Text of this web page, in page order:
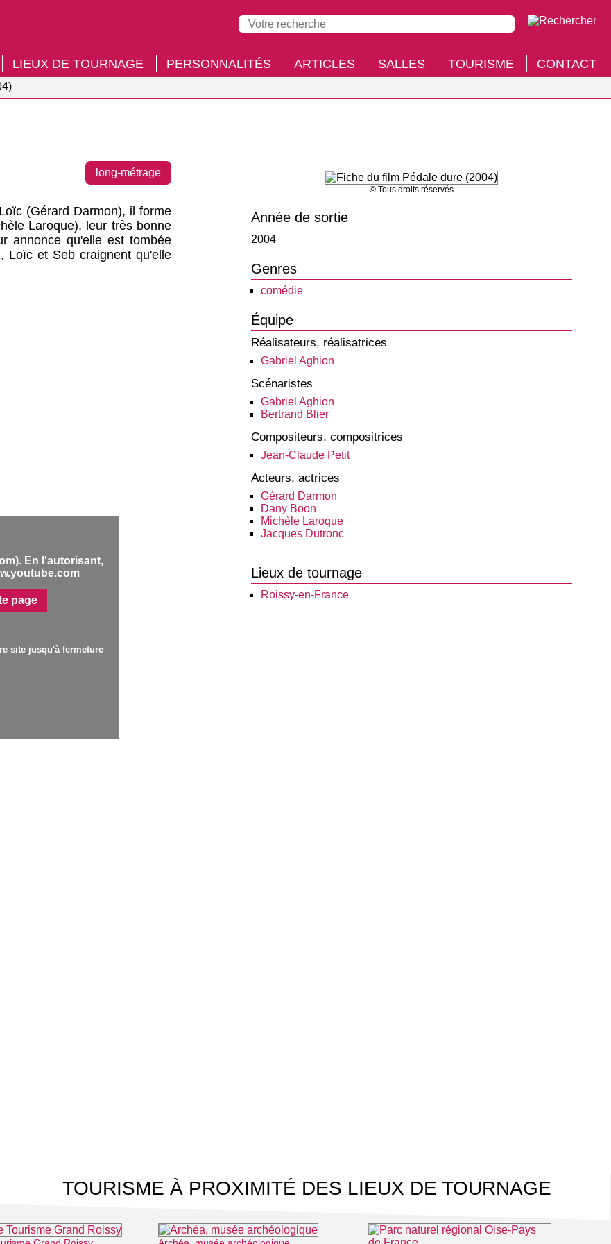
LIEUX DE TOURNAGE PERSONNALITÉS ARTICLES SALLES TOURISME CONTACT
long-métrage
(Gérard Darmon), il forme
Laroque), leur très bonne
annonce qu'elle est tombée
Loïc et Seb craignent qu'elle
En l'autorisant,
page
site jusqu'à fermeture
© Tous droits réservés
Année de sortie
2004
Genres
comédie
Équipe
Réalisateurs, réalisatrices
Gabriel Aghion
Scénaristes
Gabriel Aghion
Bertrand Blier
Compositeurs, compositrices
Jean-Claude Petit
Acteurs, actrices
Gérard Darmon
Dany Boon
Michèle Laroque
Jacques Dutronc
Lieux de tournage
Roissy-en-France
TOURISME À PROXIMITÉ DES LIEUX DE TOURNAGE